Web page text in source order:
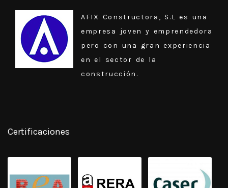
AFIX Constructora, S.L es una
empresa joven y emprendedora
pero con una gran experiencia
en el sector de la
construcción.
Certificaciones